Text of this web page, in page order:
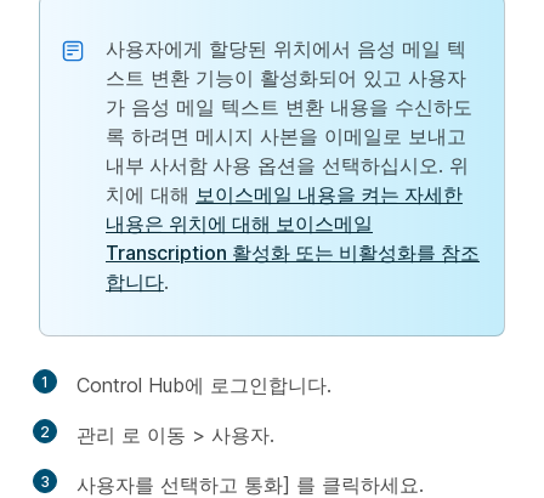
사용자에게 할당된 위치에서 음성 메일 텍
스트 변환 기능이 활성화되어 있고 사용자
가 음성 메일 텍스트 변환 내용을 수신하도
록 하려면 메시지 사본을 이메일로 보내고
내부 사서함 사용 옵션을 선택하십시오. 위
치에 대해 보이스메일 내용을 켜는 자세한
내용은 위치에 대해 보이스메일
Transcription 활성화 또는 비활성화를 참조
합니다.
1 Control Hub에 로그인합니다.
2 관리 로 이동 > 사용자.
3 사용자를 선택하고 통화] 를 클릭하세요.